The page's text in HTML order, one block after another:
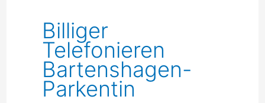
Billiger
Telefonieren
Bartenshagen-
Parkentin